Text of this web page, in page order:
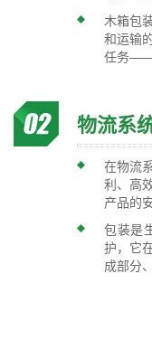
木箱包
和运输
任务——
物流系
在物流
利、高
产品的
包装是
护，它
成部分